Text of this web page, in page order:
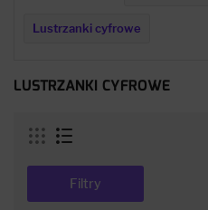
Lustrzanki cyfrowe
LUSTRZANKI CYFROWE
Filtry